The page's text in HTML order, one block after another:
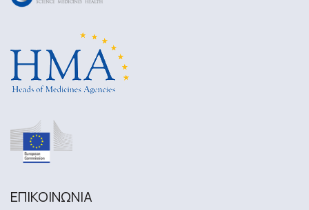
ΕΠΙΚΟΙΝΩΝΙA